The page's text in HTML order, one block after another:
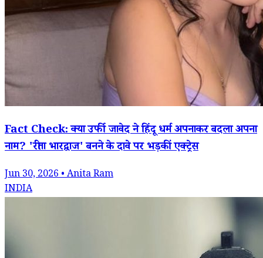
Fact Check: क्या उर्फी जावेद ने हिंदू धर्म अपनाकर बदला अपना
नाम? 'रीता भारद्वाज' बनने के दावे पर भड़कीं एक्ट्रेस
Jun 30, 2026 • Anita Ram
INDIA